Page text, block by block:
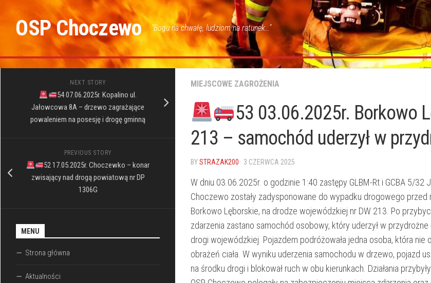
contentOSP Choczewo "Bogu na chwałę, ludziom na ratunek…"
MIEJSCOWE ZAGROŻENIA
53 03.06.2025r. Borkowo
213 – samochód uderzył w
BYSTRAZAK200 · 3 CZERWCA 2025
W dniu 03.06.2025r. o godzinie 1:40 zastępy GLBM-Rt i GCBA 5/32
Choczewo zostały zadysponowane do wypadku drogowego
Borkowo Lęborskie, na drodze wojewódzkiej nr DW 213. Po
zdarzenia zastano samochód osobowy, który uderzył w przydrożne
drogi wojewódzkiej. Pojazdem podróżowała jedna osoba, która nie
obrażeń ciała. W wyniku uderzenia samochodu w drzewo, pojazd
na środku drogi i blokował ruch w obu kierunkach. Działania
NEXT STORY
54 07.06.2025r. Kopalino ul.
Jałowcowa 8A – drzewo zagrażające
powaleniem na posesję i drogę gminną
PREVIOUS STORY
52 17.05.2025r. Choczewko – konar
zwisający nad drogą powiatową nr DP
1306G
MENU
Strona główna
Aktualności